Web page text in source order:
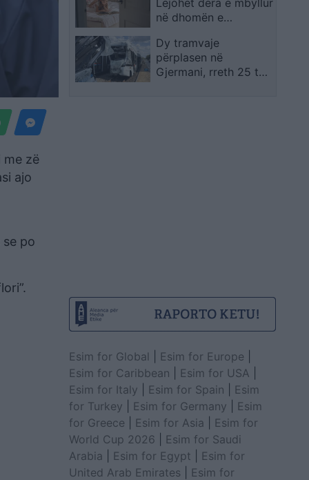
me zë
ajo
po
e Specializuara të
Kosovës për krime
zbulimit të…
në dhomën e
e psikologëve
Dy tramvaje
përplasen në
Gjermani, rreth 25 të
Esim for Global Esim for Europe
Esim for Caribbean
Esim for USA
Esim for Italy
Esim for Spain
Esim
for Turkey
Esim for Germany
Esim
for Greece
Esim for Asia
Esim for
World Cup 2026
Esim for Saudi
Arabia
Esim for Egypt
Esim for
United Arab Emirates
Esim for